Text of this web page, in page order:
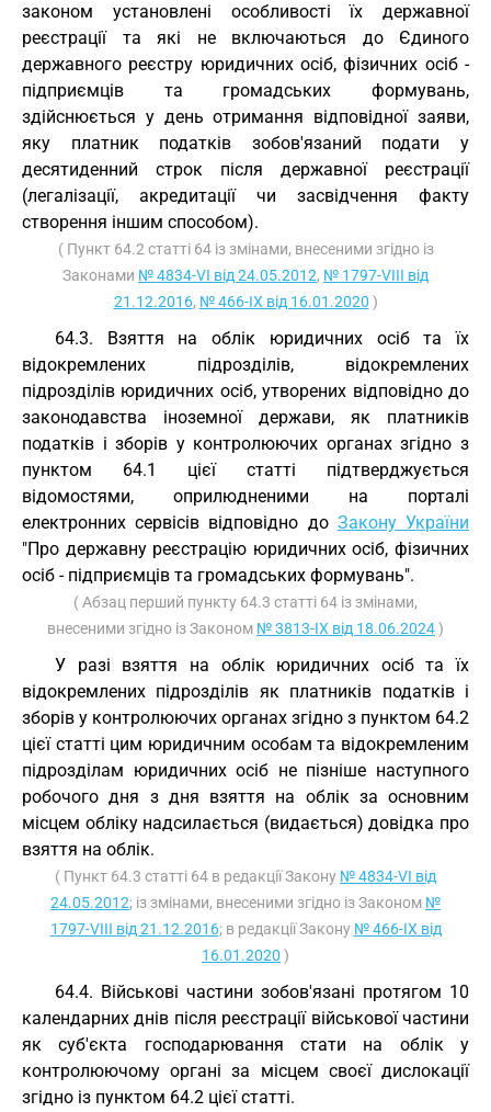
законом установлені особливості їх державної
реєстрації та які не включаються до Єдиного
державного реєстру юридичних осіб, фізичних осіб -
підприємців та громадських формувань,
здійснюється у день отримання відповідної заяви,
яку платник податків зобов'язаний подати у
десятиденний строк після державної реєстрації
(легалізації, акредитації чи засвідчення факту
створення іншим способом).
( Пункт 64.2 статті 64 із змінами, внесеними згідно із
Законами № 4834-VI від 24.05.2012, № 1797-VIII від
21.12.2016, № 466-IX від 16.01.2020 )
64.3. Взяття на облік юридичних осіб та їх
відокремлених підрозділів, відокремлених
підрозділів юридичних осіб, утворених відповідно до
законодавства іноземної держави, як платників
податків і зборів у контролюючих органах згідно з
пунктом 64.1 цієї статті підтверджується
відомостями, оприлюдненими на порталі
електронних сервісів відповідно до Закону України
"Про державну реєстрацію юридичних осіб, фізичних
осіб - підприємців та громадських формувань".
( Абзац перший пункту 64.3 статті 64 із змінами,
внесеними згідно із Законом № 3813-IX від 18.06.2024)
У разі взяття на облік юридичних осіб та їх
відокремлених підрозділів як платників податків і
зборів у контролюючих органах згідно з пунктом 64.2
цієї статті цим юридичним особам та відокремленим
підрозділам юридичних осіб не пізніше наступного
робочого дня з дня взяття на облік за основним
місцем обліку надсилається (видається) довідка про
взяття на облік.
( Пункт 64.3 статті 64 в редакції Закону № 4834-VI від
24.05.2012; із змінами, внесеними згідно із Законом №
1797-VIII від 21.12.2016; в редакції Закону № 466-IX від
16.01.2020 )
64.4. Військові частини зобов'язані протягом 10
календарних днів після реєстрації військової частини
як суб'єкта господарювання стати на облік у
контролюючому органі за місцем своєї дислокації
згідно із пунктом 64.2 цієї статті.